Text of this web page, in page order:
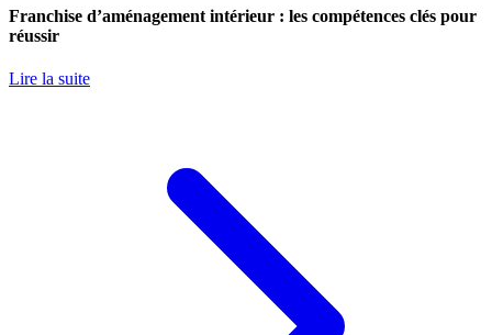
Franchise d’aménagement intérieur : les compétences clés pour
réussir
Lire la suite